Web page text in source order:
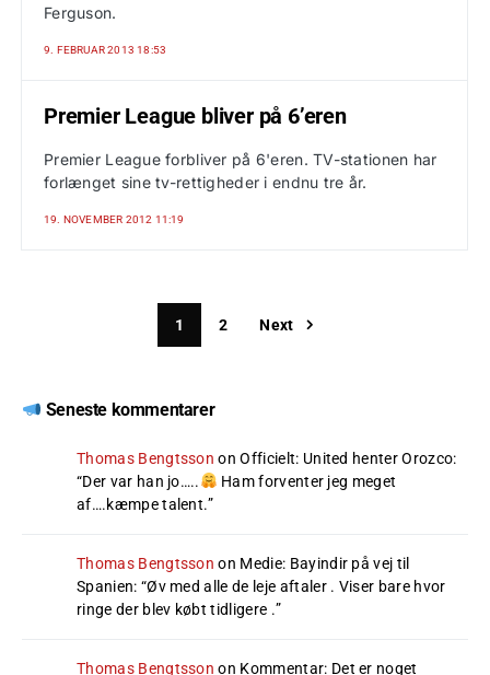
Ferguson.
9. FEBRUAR 2013 18:53
Premier League bliver på 6’eren
Premier League forbliver på 6'eren. TV-stationen har
forlænget sine tv-rettigheder i endnu tre år.
19. NOVEMBER 2012 11:19
1 2 Next
Seneste kommentarer
Thomas Bengtsson onOfficielt: United henter Orozco:
“Der var han jo…..
Ham forventer jeg meget
af….kæmpe talent.”
Thomas Bengtsson on Medie: Bayindir på vej til
Spanien: “Øv med alle de leje aftaler . Viser bare hvor
ringe der blev købt tidligere .”
Thomas Bengtsson on Kommentar: Det er noget